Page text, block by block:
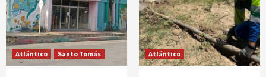
Atlántico Santo Tomás Atlántico